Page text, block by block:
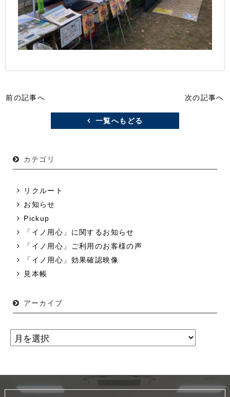
前の記事へ 次の記事へ
一覧へもどる
カテゴリ
リクルート
お知らせ
Pickup
「イノ用心」に関するお知らせ
「イノ用心」ご利用のお客様の声
「イノ用心」効果確認映像
見本帳
アーカイブ